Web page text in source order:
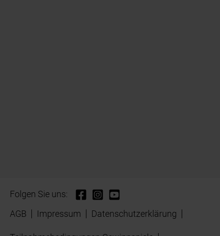
Folgen Sie uns:
AGB
Impressum Datenschutzerklärung